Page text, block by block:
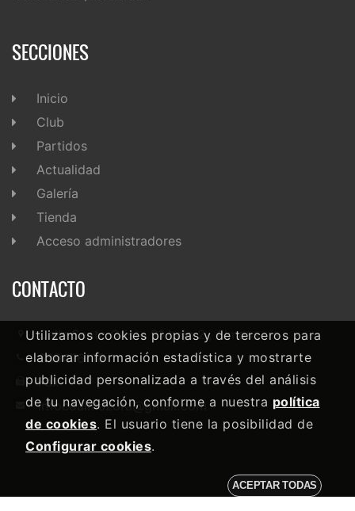
SECCIONES
Inicio
Club
Partidos
Actualidad
Galería
Tienda
Acceso administradores
CONTACTO
Calle Santo Cristo 91 bajo 2 , Almassora
639476118
Fax-
infocdalmazora@gmail.com
Utilizamos cookies propias y de terceros para
elaborar información estadística y mostrarte
publicidad personalizada a través del análisis
de tu navegación, conforme a nuestra política
de cookies. El usuario tiene la posibilidad de
Configurar cookies.
ACEPTAR TODAS